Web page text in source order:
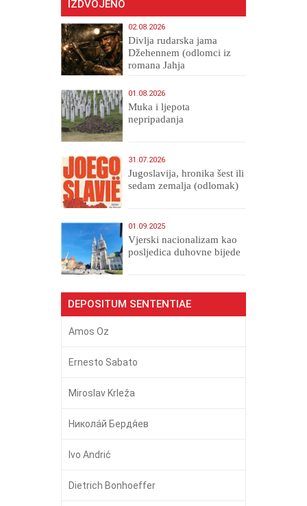
IZDVOJENO
02.08.2026
Divlja rudarska jama
Džehennem (odlomci iz
romana Jahja
01.08.2026
Muka i ljepota
nepripadanja
31.07.2026
Jugoslavija, hronika šest ili
sedam zemalja (odlomak)
01.09.2025
​Vjerski nacionalizam kao
posljedica duhovne bijede
DEPOSITUM SENTENTIAE
Amos Oz
Ernesto Sabato
Miroslav Krleža
Никола́й Бердя́ев
Ivo Andrić
Dietrich Bonhoeffer